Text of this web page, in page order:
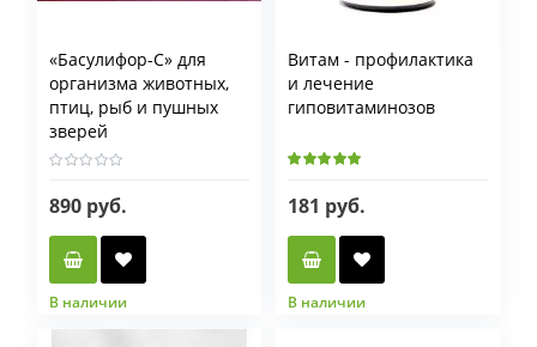
«Басулифор-С» для
организма животных,
птиц, рыб и пушных
зверей
890 руб.
В наличии
Витам - профилактика
и лечение
гиповитаминозов
181 руб.
В наличии